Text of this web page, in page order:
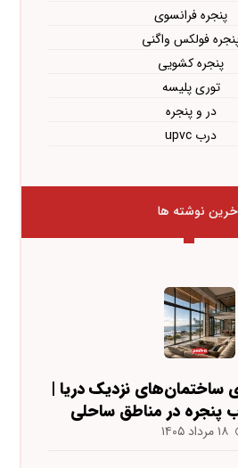
پنجره فرانسوی
فولکس واگنی
پنجره کشویی
توری پلیسه
در و پنجره
درب upvc
نوشته ها
ساختمان‌های نزدیک دریا |
پنجره در مناطق ساحلی
۱۸ مرداد ۱۴۰۵